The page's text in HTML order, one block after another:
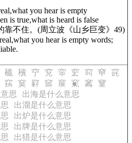
you hear is empty
is true,what is heard is false
不住。(周立波《山乡巨变》49)
you hear is empty words;
䆎 䆏 䆑 䆓 䆔 䆖 䆗 䆘
䆛
䆢 䆨 䆭 䆰 䆲 䆶 䆷
䆹
思
出海是什么意思
出溜是什么意思
出炉是什么意思
出牌是什么意思
出猎是什么意思